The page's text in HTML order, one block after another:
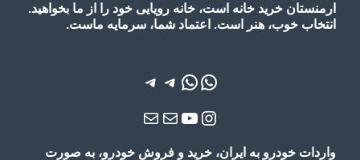
ارمنستان خرید خانه است، خانه رویایی خود را از ما بخواهید.
انتخاب خوب، هنر است. اعتماد شما، سرمایه ماست.
واتس‌اپ
واتس‌اپ
تلگرامتلگرام
اینستاگرم
یوتیوب
ایمیلایمیل
واردات خودرو به ایران، خرید و فروش خودرو، به صورت